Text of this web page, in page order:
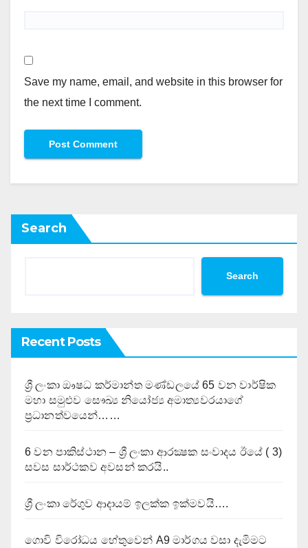
Save my name, email, and website in this browser for
the next time I comment.
Search
Search
Recent Posts
ශ්‍රී ලංකා ඖෂධ කර්මාන්ත මණ්ඩලයේ 65 වන වාර්ෂික
මහා සමුළුව සෞඛ්‍ය නියෝජ්‍ය අමාත්‍යවරයාගේ
ප්‍රධානත්වයෙන්……
6 වන පාකිස්ථාන – ශ්‍රී ලංකා ආරක්‍ෂක සංවාදය ඊයේ ( 3)
සවස සාර්ථකව අවසන් කරයි..
ශ්‍රී ලංකා රේගුව ආදායම් ඉලක්ක ඉක්මවයි….
ගොවි විරෝධය හේතුවෙන් A9 මාර්ගය වසා දැමිමට